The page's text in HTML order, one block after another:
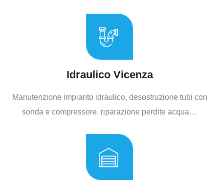
Idraulico Vicenza
Manutenzione impianto idraulico, desostruzione tubi con
sonda e compressore, riparazione perdite acqua…